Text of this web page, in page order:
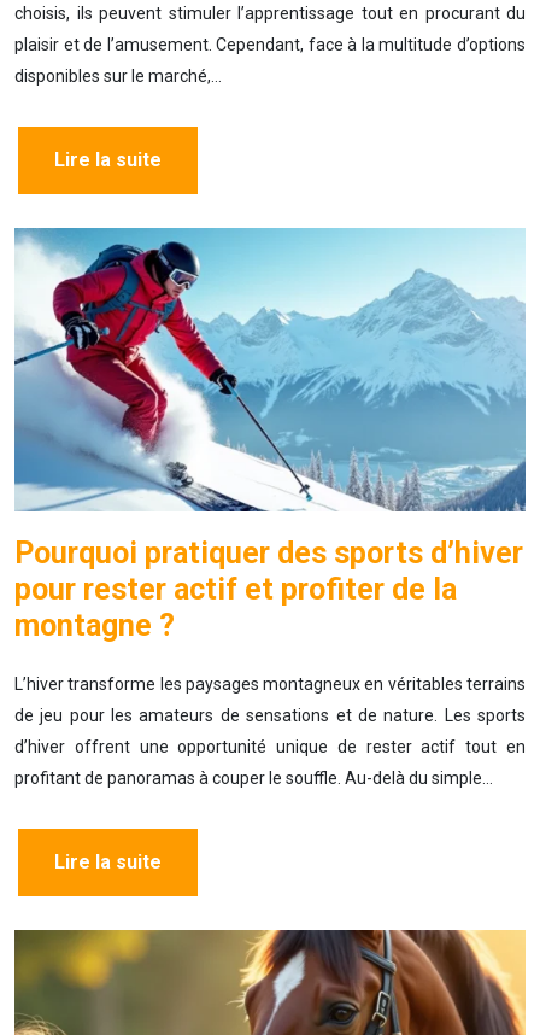
choisis, ils peuvent stimuler l’apprentissage tout en procurant du
plaisir et de l’amusement. Cependant, face à la multitude d’options
disponibles sur le marché,…
Lire la suite
Pourquoi pratiquer des sports d’hiver
pour rester actif et profiter de la
montagne ?
L’hiver transforme les paysages montagneux en véritables terrains
de jeu pour les amateurs de sensations et de nature. Les sports
d’hiver offrent une opportunité unique de rester actif tout en
profitant de panoramas à couper le souffle. Au-delà du simple…
Lire la suite